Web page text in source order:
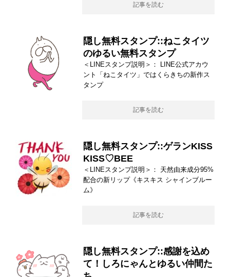
記事を読む
隠し無料スタンプ::ねこタイツ
のゆるい無料スタンプ
＜LINEスタンプ説明＞： LINE公式アカウ
ント「ねこタイツ」ではくらきちの新作ス
タンプ
記事を読む
隠し無料スタンプ::ゲランKISS
KISS♡BEE
＜LINEスタンプ説明＞： 天然由来成分95%
配合の新リップ《キスキス シャインブルー
ム》
記事を読む
隠し無料スタンプ::感謝を込め
て！しろにゃんとゆるい仲間た